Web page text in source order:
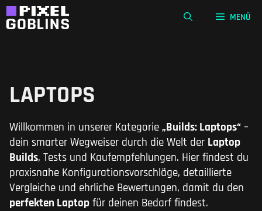
Zum
Inhalt
MENÜ
LAPTOPS
Willkommen in unserer Kategorie „Builds: Laptops“ –
dein smarter Wegweiser durch die Welt der Laptop
Builds, Tests und Kaufempfehlungen. Hier findest du
praxisnahe Konfigurationsvorschläge, detaillierte
Vergleiche und ehrliche Bewertungen, damit du den
perfekten Laptop für deinen Bedarf findest.